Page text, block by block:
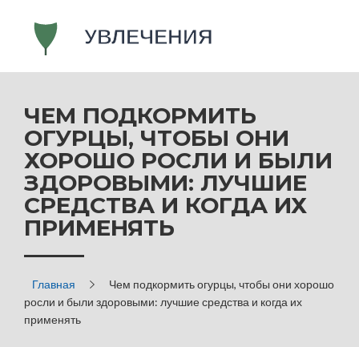
ЧЕМ ПОДКОРМИТЬ
ОГУРЦЫ, ЧТОБЫ ОНИ
ХОРОШО РОСЛИ И БЫЛИ
ЗДОРОВЫМИ: ЛУЧШИЕ
СРЕДСТВА И КОГДА ИХ
ПРИМЕНЯТЬ
Главная
Чем подкормить огурцы, чтобы они хорошо
росли и были здоровыми: лучшие средства и когда их
применять